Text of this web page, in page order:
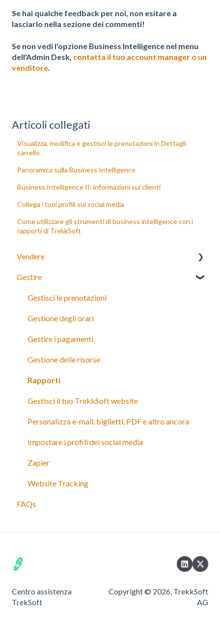
Se hai qualche feedback per noi, non esitare a
lasciarlo nella sezione dei commenti!
Se non vedi l'opzione Business Intelligence nel menu
dell'Admin Desk, contatta il tuo account manager o un
venditore
Articoli collegati
Visualizza, modifica e gestisci le prenotazioni in Dettagli
carrello
Panoramica sulla Business Intelligence
Business Intelligence II: informazioni sui clienti
Collega i tuoi profili sui social media
Come utilizzare gli strumenti di business intelligence con i
rapporti di TrekkSoft
Vendere
Booking Widget 3.0
Gestire
Gestisci le prenotazioni
Gestione degli orari
Gestire i pagamenti
Gestione delle risorse
Rapporti
Gestisci il tuo TrekkSoft website
Personalizza e-mail, biglietti, PDF e altro ancora
Impostare i profili dei social media
Zapier
Website Tracking
FAQs
Centro assistenza
TrekSoft
Copyright © 2026, TrekkSoft
AG